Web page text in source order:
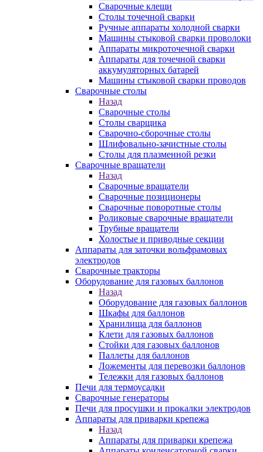
Сварочные клещи
Столы точечной сварки
Ручные аппараты холодной сварки
Машины стыковой сварки проволоки
Аппараты микроточечной сварки
Аппараты для точечной сварки
аккумуляторных батарей
Машины стыковой сварки проводов
Сварочные столы
Назад
Сварочные столы
Столы сварщика
Сварочно-сборочные столы
Шлифовально-зачистные столы
Столы для плазменной резки
Сварочные вращатели
Назад
Сварочные вращатели
Сварочные позиционеры
Сварочные поворотные столы
Роликовые сварочные вращатели
Трубные вращатели
Холостые и приводные секции
Аппараты для заточки вольфрамовых
электродов
Сварочные тракторы
Оборудование для газовых баллонов
Назад
Оборудование для газовых баллонов
Шкафы для баллонов
Хранилища для баллонов
Клети для газовых баллонов
Стойки для газовых баллонов
Паллеты для баллонов
Ложементы для перевозки баллонов
Тележки для газовых баллонов
Печи для термоусадки
Сварочные генераторы
Печи для просушки и прокалки электродов
Аппараты для приварки крепежа
Назад
Аппараты для приварки крепежа